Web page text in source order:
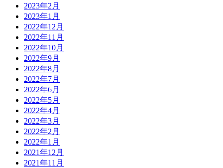
2023年2月
2023年1月
2022年12月
2022年11月
2022年10月
2022年9月
2022年8月
2022年7月
2022年6月
2022年5月
2022年4月
2022年3月
2022年2月
2022年1月
2021年12月
2021年11月